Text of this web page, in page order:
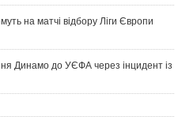
на матчі відбору Ліги Європи
Динамо до УЄФА через інцидент із